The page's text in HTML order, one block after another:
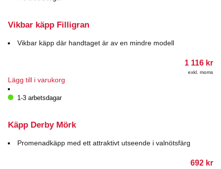
Vikbar käpp Filligran
Vikbar käpp där handtaget är av en mindre modell
1 116 kr
exkl. moms
Lägg till i varukorg
1-3 arbetsdagar
Käpp Derby Mörk
Promenadkäpp med ett attraktivt utseende i valnötsfärg
692 kr